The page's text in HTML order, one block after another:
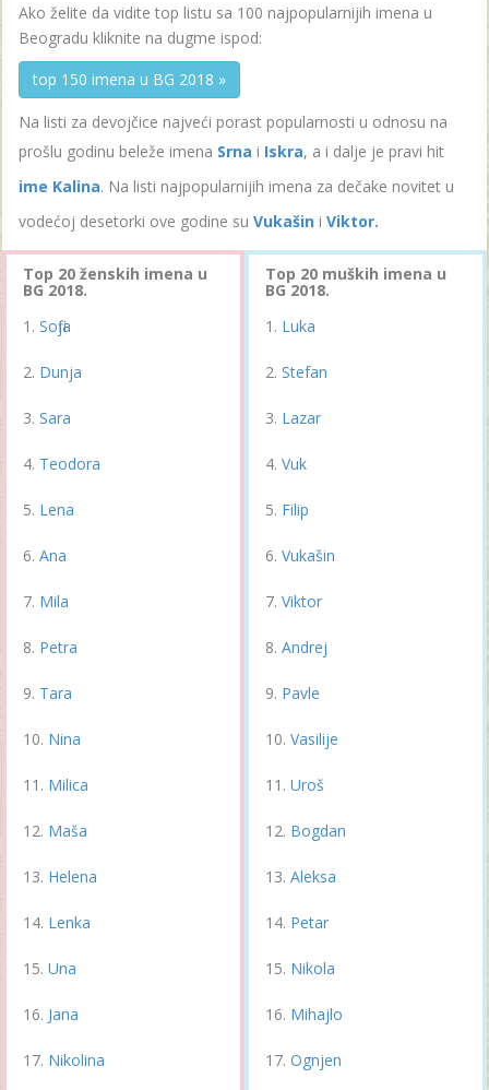
Ako želite da vidite top listu sa 100 najpopularnijih imena u
Beogradu kliknite na dugme ispod:
top 150 imena u BG 2018 »
Na listi za devojčice najveći porast popularnosti u odnosu na
prošlu godinu beleže imena Srna i Iskra, a i dalje je pravi hit
ime Kalina. Na listi najpopularnijih imena za dečake novitet u
vodećoj desetorki ove godine su Vukašin i Viktor.
Top 20 ženskih imena u
BG 2018.
Sofija
Dunja
Sara
Teodora
Lena
Ana
Mila
Petra
Tara
Nina
Milica
Maša
Helena
Lenka
Una
Jana
Nikolina
Top 20 muških imena u
BG 2018.
Luka
Stefan
Lazar
Vuk
Filip
Vukašin
Viktor
Andrej
Pavle
Vasilije
Uroš
Bogdan
Aleksa
Petar
Nikola
Mihajlo
Ognjen